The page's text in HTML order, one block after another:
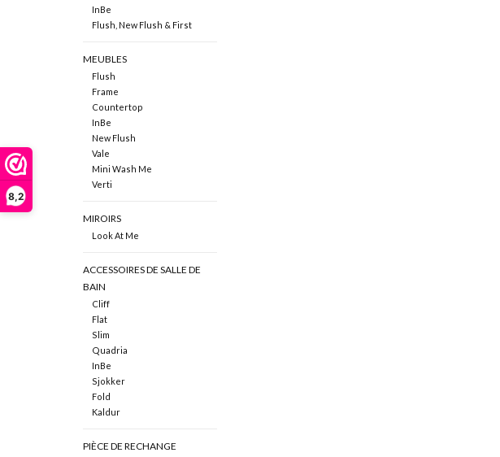
8,2
InBe
Flush, New Flush & First
MEUBLES
Flush
Frame
Countertop
InBe
New Flush
Vale
Mini Wash Me
Verti
MIROIRS
Look At Me
ACCESSOIRES DE SALLE DE
BAIN
Cliff
Flat
Slim
Quadria
InBe
Sjokker
Fold
Kaldur
PIÈCE DE RECHANGE